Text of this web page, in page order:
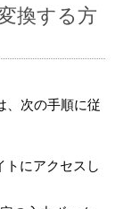
換する方
、次の手順に従
トにアクセスし